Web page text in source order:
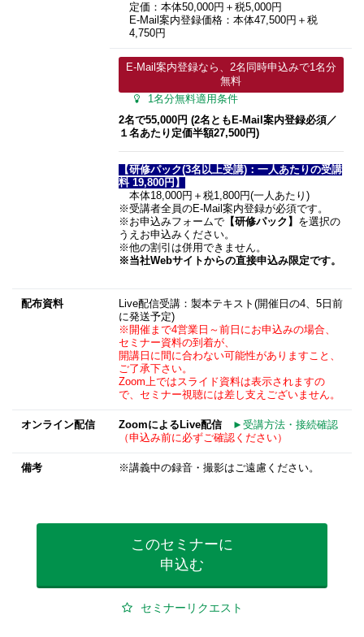
定価：本体50,000円＋税5,000円
E-Mail案内登録価格：本体47,500円＋税
4,750円
E-Mail案内登録なら、2名同時申込みで1名分
無料
1名分無料適用条件
2名で55,000円 (2名ともE-Mail案内登録必須／
１名あたり定価半額27,500円)
【研修パック(3名以上受講)：一人あたりの受講
料 19,800円】
本体18,000円＋税1,800円(一人あたり)
※受講者全員のE-Mail案内登録が必須です。
※お申込みフォームで【研修パック】
を選択の
うえお申込みください。
※他の割引は併用できません。
※当社Webサイトからの直接申込み限定です。
配布資料
Live配信受講：製本テキスト(開催日の4、5日前
に発送予定)
※開催まで4営業日～前日にお申込みの場合、
セミナー資料の到着が、
開講日に間に合わない可能性がありますこと、
ご了承下さい。
Zoom上ではスライド資料は表示されますの
で、セミナー視聴には差し支えございません。
オンライン配信 ZoomによるLive配信
►受講方法・接続確認
（申込み前に必ずご確認ください）
備考 ※講義中の録音・撮影はご遠慮ください。
このセミナーに
申込む
セミナーリクエスト